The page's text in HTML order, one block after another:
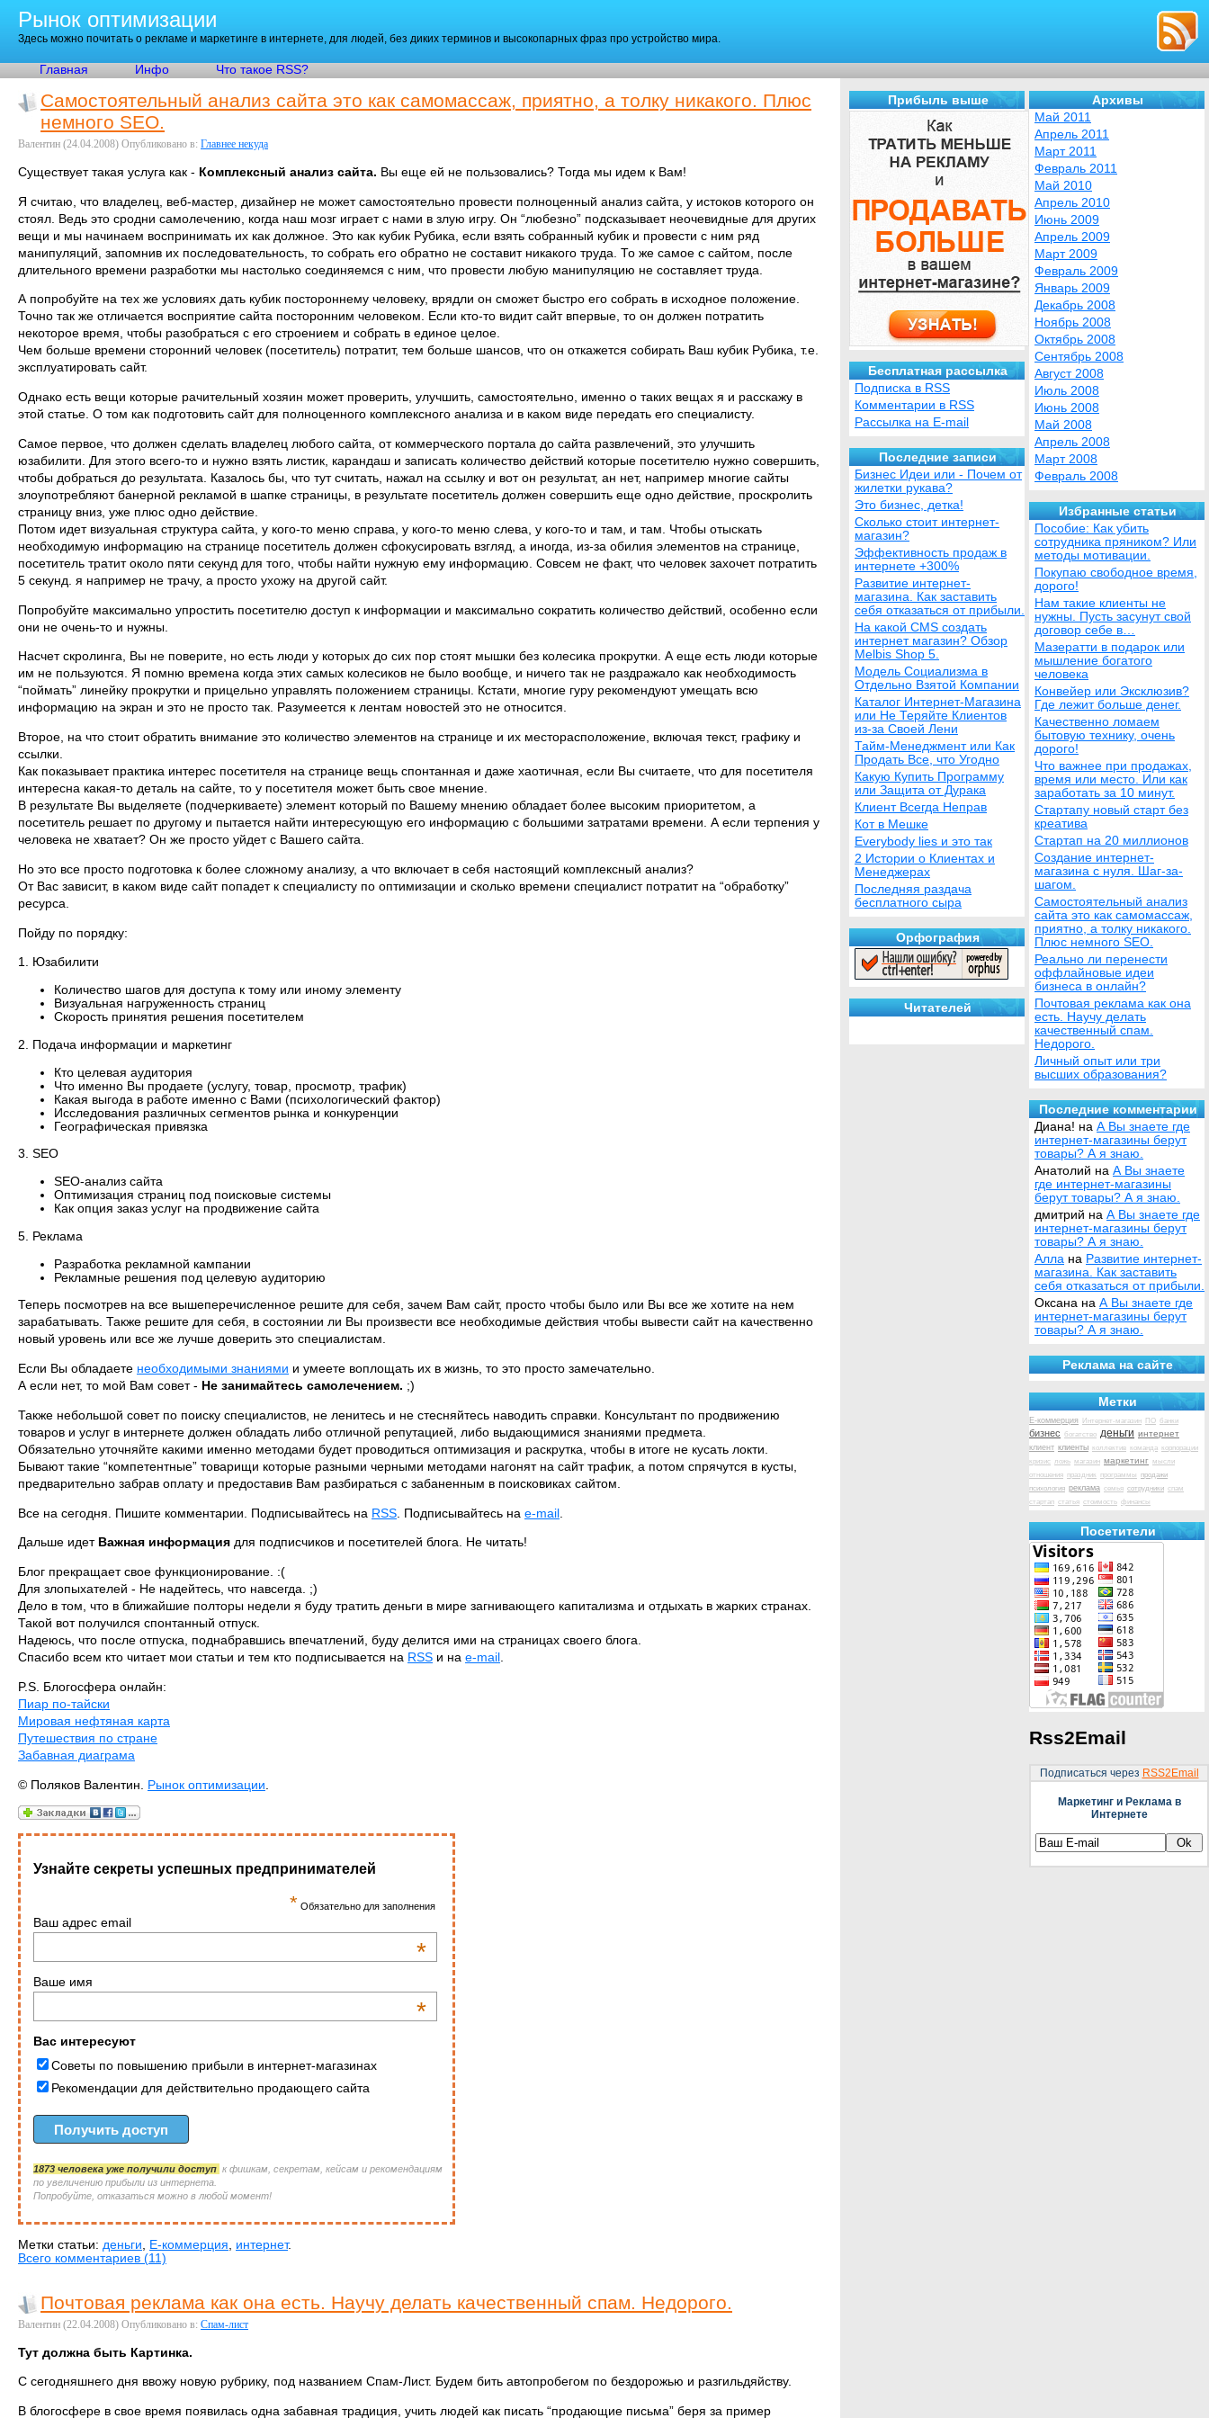
Рынок оптимизации
Здесь можно почитать о рекламе и маркетинге в интернете, для людей, без диких терминов и высокопарных фраз про устройство мира.
Главная Инфо Что такое RSS?
Самостоятельный анализ сайта это как самомассаж, приятно, а толку никакого. Плюс
немного SEO.
Валентин (24.04.2008) Опубликовано в: Главнее некуда
Существует такая услуга как - Комплексный анализ сайта. Вы еще ей не пользовались? Тогда мы идем к Вам!
Я считаю, что владелец, веб-мастер, дизайнер не может самостоятельно провести полноценный анализ сайта, у истоков которого он
стоял. Ведь это сродни самолечению, когда наш мозг играет с нами в злую игру. Он “любезно” подсказывает неочевидные для других
вещи и мы начинаем воспринимать их как должное. Это как кубик Рубика, если взять собранный кубик и провести с ним ряд
манипуляций, запомнив их последовательность, то собрать его обратно не составит никакого труда. То же самое с сайтом, после
длительного времени разработки мы настолько соединяемся с ним, что провести любую манипуляцию не составляет труда.
А попробуйте на тех же условиях дать кубик постороннему человеку, врядли он сможет быстро его собрать в исходное положение.
Точно так же отличается восприятие сайта посторонним человеком. Если кто-то видит сайт впервые, то он должен потратить
некоторое время, чтобы разобраться с его строением и собрать в единое целое.
Чем больше времени сторонний человек (посетитель) потратит, тем больше шансов, что он откажется собирать Ваш кубик Рубика, т.е.
эксплуатировать сайт.
Однако есть вещи которые рачительный хозяин может проверить, улучшить, самостоятельно, именно о таких вещах я и расскажу в
этой статье. О том как подготовить сайт для полноценного комплексного анализа и в каком виде передать его специалисту.
Самое первое, что должен сделать владелец любого сайта, от коммерческого портала до сайта развлечений, это улучшить
юзабилити. Для этого всего-то и нужно взять листик, карандаш и записать количество действий которые посетителю нужно совершить,
чтобы добраться до результата. Казалось бы, что тут считать, нажал на ссылку и вот он результат, ан нет, например многие сайты
злоупотребляют банерной рекламой в шапке страницы, в результате посетитель должен совершить еще одно действие, проскролить
страницу вниз, уже плюс одно действие.
Потом идет визуальная структура сайта, у кого-то меню справа, у кого-то меню слева, у кого-то и там, и там. Чтобы отыскать
необходимую информацию на странице посетитель должен сфокусировать взгляд, а иногда, из-за обилия элементов на странице,
посетитель тратит около пяти секунд для того, чтобы найти нужную ему информацию. Совсем не факт, что человек захочет потратить
5 секунд. я например не трачу, а просто ухожу на другой сайт.
Попробуйте максимально упростить посетителю доступ к информации и максимально сократить количество действий, особенно если
они не очень-то и нужны.
Насчет скролинга, Вы не поверите, но есть люди у которых до сих пор стоят мышки без колесика прокрутки. А еще есть люди которые
им не пользуются. Я помню времена когда этих самых колесиков не было вообще, и ничего так не раздражало как необходимость
“поймать” линейку прокрутки и прицельно управлять положением страницы. Кстати, многие гуру рекомендуют умещать всю
информацию на экран и это не просто так. Разумеется к лентам новостей это не относится.
Второе, на что стоит обратить внимание это количество элементов на странице и их месторасположение, включая текст, графику и
ссылки.
Как показывает практика интерес посетителя на странице вещь спонтанная и даже хаотичная, если Вы считаете, что для посетителя
интересна какая-то деталь на сайте, то у посетителя может быть свое мнение.
В результате Вы выделяете (подчеркиваете) элемент который по Вашему мнению обладает более высоким приоритетом, а
посетитель решает по другому и пытается найти интересующую его информацию с большими затратами времени. А если терпения у
человека не хватает? Он же просто уйдет с Вашего сайта.
Но это все просто подготовка к более сложному анализу, а что включает в себя настоящий комплексный анализ?
От Вас зависит, в каком виде сайт попадет к специалисту по оптимизации и сколько времени специалист потратит на “обработку”
ресурса.
Пойду по порядку:
1. Юзабилити
Количество шагов для доступа к тому или иному элементу
Визуальная нагруженность страниц
Скорость принятия решения посетителем
2. Подача информации и маркетинг
Кто целевая аудитория
Что именно Вы продаете (услугу, товар, просмотр, трафик)
Какая выгода в работе именно с Вами (психологический фактор)
Исследования различных сегментов рынка и конкуренции
Географическая привязка
3. SEO
SEO-анализ сайта
Оптимизация страниц под поисковые системы
Как опция заказ услуг на продвижение сайта
5. Реклама
Разработка рекламной кампании
Рекламные решения под целевую аудиторию
Теперь посмотрев на все вышеперечисленное решите для себя, зачем Вам сайт, просто чтобы было или Вы все же хотите на нем
зарабатывать. Также решите для себя, в состоянии ли Вы произвести все необходимые действия чтобы вывести сайт на качественно
новый уровень или все же лучше доверить это специалистам.
Если Вы обладаете необходимыми знаниями и умеете воплощать их в жизнь, то это просто замечательно.
А если нет, то мой Вам совет - Не занимайтесь самолечением. ;)
Также небольшой совет по поиску специалистов, не ленитесь и не стесняйтесь наводить справки. Консультант по продвижению
товаров и услуг в интернете должен обладать либо отличной репутацией, либо выдающимися знаниями предмета.
Обязательно уточняйте какими именно методами будет проводиться оптимизация и раскрутка, чтобы в итоге не кусать локти.
Бывают такие “компетентные” товарищи которые разными черными методами нагонят на сайт трафик, а потом спрячутся в кусты,
предварительно забрав оплату и предоставив Вам разбираться с забаненным в поисковиках сайтом.
Все на сегодня. Пишите комментарии. Подписывайтесь на RSS . Подписывайтесь на e-mail
Дальше идет Важная информация для подписчиков и посетителей блога. Не читать!
Блог прекращает свое функционирование. :(
Для злопыхателей - Не надейтесь, что навсегда. ;)
Дело в том, что в ближайшие полторы недели я буду тратить деньги в мире загнивающего капитализма и отдыхать в жарких странах.
Такой вот получился спонтанный отпуск.
Надеюсь, что после отпуска, поднабравшись впечатлений, буду делится ими на страницах своего блога.
Спасибо всем кто читает мои статьи и тем кто подписывается на RSS и на e-mail .
P.S. Блогосфера онлайн:
Пиар по-тайски
Мировая нефтяная карта
Путешествия по стране
Забавная диаграма
© Поляков Валентин. Рынок оптимизации
Узнайте секреты успешных предпринимателей
* Обязательно для заполнения
Ваш адрес email
*
Ваше имя
*
Вас интересуют
Советы по повышению прибыли в интернет-магазинах
Рекомендации для действительно продающего сайта
1873 человека уже получили доступ к фишкам, секретам, кейсам и рекомендациям
по увеличению прибыли из интернета.
Попробуйте, отказаться можно в любой момент!
Метки статьи: деньги Е-коммерция интернет.
Всего комментариев (11)
Почтовая реклама как она есть. Научу делать качественный спам. Недорого.
Валентин (22.04.2008) Опубликовано в: Спам-лист
Тут должна быть Картинка.
С сегодняшнего дня ввожу новую рубрику, под названием Спам-Лист. Будем бить автопробегом по бездорожью и разгильдяйству.
В блогосфере в свое время появилась одна забавная традиция, учить людей как писать “продающие письма” беря за пример
Архивы
Май 2011
Апрель 2011
Март 2011
Февраль 2011
Май 2010
Апрель 2010
Июнь 2009
Апрель 2009
Март 2009
Февраль 2009
Январь 2009
Декабрь 2008
Ноябрь 2008
Октябрь 2008
Сентябрь 2008
Август 2008
Июль 2008
Июнь 2008
Май 2008
Апрель 2008
Март 2008
Февраль 2008
Избранные статьи
Пособие: Как убить
сотрудника пряником? Или
методы мотивации.
Покупаю свободное время,
дорого!
Нам такие клиенты не
нужны. Пусть засунут свой
договор себе в…
Мазератти в подарок или
мышление богатого
человека
Конвейер или Эксклюзив?
Где лежит больше денег.
Качественно ломаем
бытовую технику, очень
дорого!
Что важнее при продажах,
время или место. Или как
заработать за 10 минут.
Стартапу новый старт без
креатива
Стартап на 20 миллионов
Создание интернет-
магазина с нуля. Шаг-за-
шагом.
Самостоятельный анализ
сайта это как самомассаж,
приятно, а толку никакого.
Плюс немного SEO.
Реально ли перенести
оффлайновые идеи
бизнеса в онлайн?
Почтовая реклама как она
есть. Научу делать
качественный спам.
Недорого.
Личный опыт или три
высших образования?
Последние комментарии
Диана! на А Вы знаете где
интернет-магазины берут
товары? А я знаю.
Анатолий на А Вы знаете
где интернет-магазины
берут товары? А я знаю.
дмитрий на А Вы знаете где
интернет-магазины берут
товары? А я знаю.
Алла на Развитие интернет-
магазина. Как заставить
себя отказаться от прибыли.
Оксана на А Вы знаете где
интернет-магазины берут
товары? А я знаю.
Реклама на сайте
Метки
Е-коммерция Интернет-магазин ПО банки
бизнес богатство деньги интернет
клиент клиенты коллектив команда корпорации
кризис
ложь магазин маркетинг мысли
отношения праздник программы продажи
психология реклама семья сотрудники спам
стартап статья стоимость финансы
Посетители
Rss2Email
Подписаться через RSS2Email
Маркетинг и Реклама в
Интернете
Прибыль выше
Бесплатная рассылка
Подписка в RSS
Комментарии в RSS
Рассылка на E-mail
Последние записи
Бизнес Идеи или - Почем от
жилетки рукава?
Это бизнес, детка!
Сколько стоит интернет-
магазин?
Эффективность продаж в
интернете +300%
Развитие интернет-
магазина. Как заставить
себя отказаться от прибыли.
На какой CMS создать
интернет магазин? Обзор
Melbis Shop 5.
Модель Социализма в
Отдельно Взятой Компании
Каталог Интернет-Магазина
или Не Теряйте Клиентов
из-за Своей Лени
Тайм-Менеджмент или Как
Продать Все, что Угодно
Какую Купить Программу
или Защита от Дурака
Клиент Всегда Неправ
Кот в Мешке
Everybody lies и это так
2 Истории о Клиентах и
Менеджерах
Последняя раздача
бесплатного сыра
Орфография
Читателей